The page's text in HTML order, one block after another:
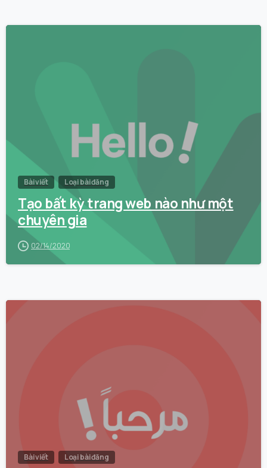
Bài viết Loại bài đăng
Tạo bất kỳ trang web nào như một
chuyên gia
02/14/2020
Bài viết Loại bài đăng